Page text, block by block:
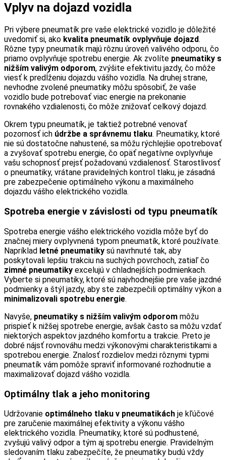
Vplyv na dojazd vozidla
Pri výbere pneumatík pre vaše elektrické vozidlo je dôležité
uvedomiť si, ako kvalita pneumatík ovplyvňuje dojazd.
Rôzne typy pneumatík majú rôznu úroveň valivého odporu, čo
priamo ovplyvňuje spotrebu energie. Ak zvolíte pneumatiky s
nižším valivým odporom, zvýšite efektivitu jazdy, čo môže
viesť k predĺženiu dojazdu vášho vozidla. Na druhej strane,
nevhodne zvolené pneumatiky môžu spôsobiť, že vaše
vozidlo bude potrebovať viac energie na prekonanie
rovnakého vzdialenosti, čo môže znižovať celkový dojazd.
Okrem typu pneumatík, je taktiež potrebné venovať
pozornosť ich údržbe a správnemu tlaku. Pneumatiky, ktoré
nie sú dostatočne nahustené, sa môžu rýchlejšie opotrebovať
a zvyšovať spotrebu energie, čo opäť negatívne ovplyvňuje
vašu schopnosť prejsť požadovanú vzdialenosť. Starostlivosť
o pneumatiky, vrátane pravidelných kontrol tlaku, je zásadná
pre zabezpečenie optimálneho výkonu a maximálneho
dojazdu vášho elektrického vozidla.
Spotreba energie v závislosti od typu pneumatík
Spotreba energie vášho elektrického vozidla môže byť do
značnej miery ovplyvnená typom pneumatík, ktoré používate.
Napríklad letné pneumatiky sú navrhnuté tak, aby
poskytovali lepšiu trakciu na suchých povrchoch, zatiaľ čo
zimné pneumatiky excelujú v chladnejších podmienkach.
Vyberte si pneumatiky, ktoré sú najvhodnejšie pre vaše jazdné
podmienky a štýl jazdy, aby ste zabezpečili optimálny výkon a
minimalizovali spotrebu energie.
Navyše, pneumatiky s nižším valivým odporom môžu
prispieť k nižšej spotrebe energie, avšak často sa môžu vzdať
niektorých aspektov jazdného komfortu a trakcie. Preto je
dobré nájsť rovnováhu medzi výkonovými charakteristikami a
spotrebou energie. Znalosť rozdielov medzi rôznymi typmi
pneumatík vám pomôže spraviť informované rozhodnutie a
maximalizovať dojazd vášho vozidla.
Optimálny tlak a jeho monitoring
Udržovanie optimálneho tlaku v pneumatikách je kľúčové
pre zaručenie maximálnej efektivity a výkonu vášho
elektrického vozidla. Pneumatiky, ktoré sú podhustené,
zvyšujú valivý odpor a tým aj spotrebu energie. Pravidelným
sledovaním tlaku zabezpečíte, že pneumatiky budú vždy